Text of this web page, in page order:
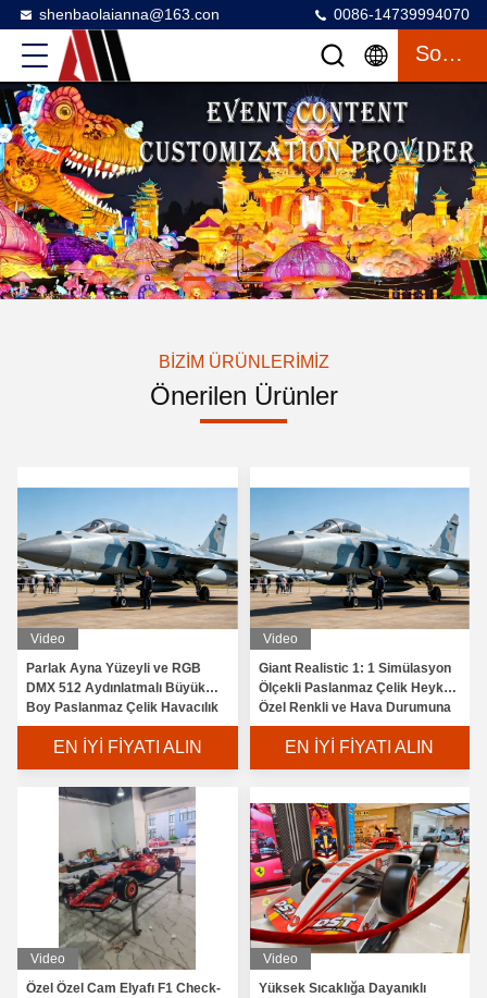
shenbaolaianna@163.con 0086-14739994070
Sohbet
BIZIM ÜRÜNLERIMIZ
Önerilen Ürünler
Video
Parlak Ayna Yüzeyli ve RGB
DMX 512 Aydınlatmalı Büyük
Boy Paslanmaz Çelik Havacılık
Sanat Heykeli
EN İYI FIYATI ALIN
Video
Giant Realistic 1: 1 Simülasyon
Ölçekli Paslanmaz Çelik Heykel
Özel Renkli ve Hava Durumuna
Dirençli Bitirme
EN İYI FIYATI ALIN
Video
Özel Özel Cam Elyafı F1 Check-
Video
Yüksek Sıcaklığa Dayanıklı